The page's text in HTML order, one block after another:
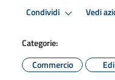
Condividi Vedi
Categorie:
Commercio